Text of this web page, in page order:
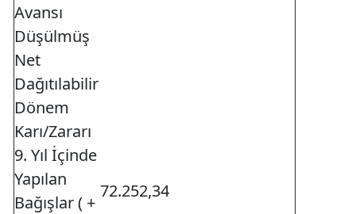
Avansı
Düşülmüş
Net
Dağıtılabilir
Dönem
Karı/Zararı
9. Yıl İçinde
Yapılan
Bağışlar ( +
72.252,34